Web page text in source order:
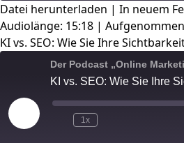
RSS FEED
TEILEN
Datei herunterladen | In neuem
Audiolänge: 15:18 |
KI vs. SEO: Wie Sie Ihre
Play
Episode
1x